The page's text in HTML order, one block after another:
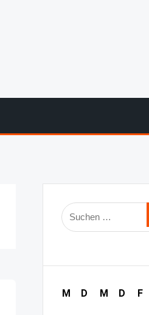
Suche
nach:
M D M D F